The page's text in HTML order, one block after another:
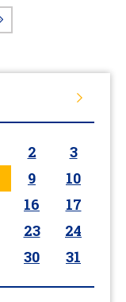
2
3
9
10
16
17
23
24
30 31